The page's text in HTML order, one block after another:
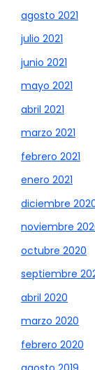
agosto 2021
julio 2021
junio 2021
mayo 2021
abril 2021
marzo 2021
febrero 2021
enero 2021
diciembre
noviembre
octubre 2020
septiembre
abril 2020
marzo 2020
febrero 2020